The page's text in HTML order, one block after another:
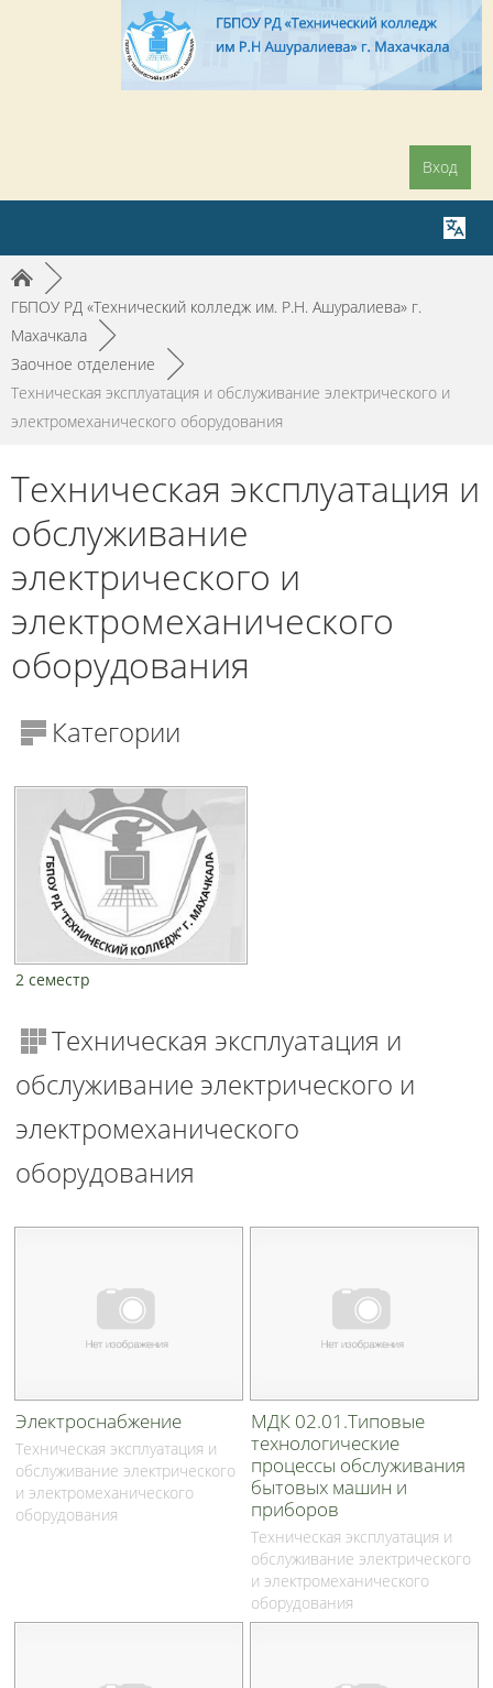
Вход
►
ГБПОУ РД «Технический колледж им. Р.Н. Ашуралиева» г.
Махачкала
►
Заочное отделение
►
Техническая эксплуатация и обслуживание электрического и
электромеханического оборудования
Техническая эксплуатация и
обслуживание
электрического и
электромеханического
оборудования
Категории
2 семестр
Техническая эксплуатация и
обслуживание электрического и
электромеханического
оборудования
Электроснабжение
Техническая эксплуатация и
обслуживание электрического
и электромеханического
оборудования
МДК 02.01.Типовые
технологические
процессы обслуживания
бытовых машин и
приборов
Техническая эксплуатация и
обслуживание электрического
и электромеханического
оборудования